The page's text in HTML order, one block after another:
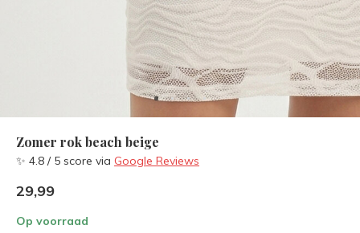
Zomer rok beach beige
✨ 4.8 / 5 score via Google Reviews
29,99
Op voorraad